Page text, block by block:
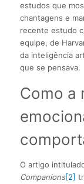
estudos que
chantagens e
recente estudo
equipe, de
da inteligência
que se pensava.
Como a
O artigo
Companions[2]